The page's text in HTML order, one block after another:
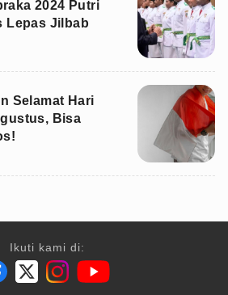
2024 Putri
Lepas Jilbab
Selamat Hari
Bisa
Ikuti kami di: